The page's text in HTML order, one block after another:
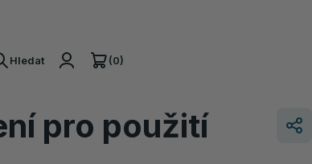
Hledat (0)
pro použití